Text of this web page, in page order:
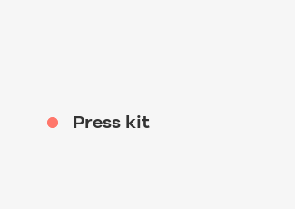
Press kit